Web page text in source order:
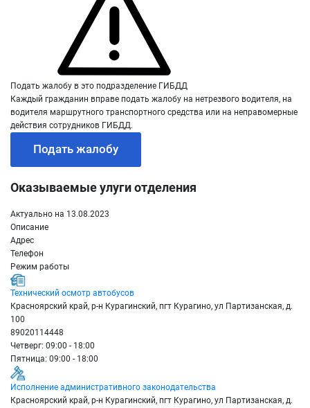
Подать жалобу в это подразделение ГИБДД
Каждый гражданин вправе подать жалобу на нетрезвого водителя, на
водителя маршрутного транспортного средства или на неправомерные
действия сотрудников ГИБДД.
Подать жалобу
Оказываемые улуги отделения
Актуально на 13.08.2023
Описание
Адрес
Телефон
Режим работы
Технический осмотр автобусов
Красноярский край, р-н Курагинский, пгт Курагино, ул Партизанская, д.
100
89020114448
Четверг: 09:00 - 18:00
Пятница: 09:00 - 18:00
Исполнение административного законодательства
Красноярский край, р-н Курагинский, пгт Курагино, ул Партизанская, д.